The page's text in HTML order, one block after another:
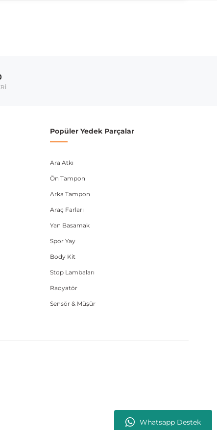
Whatsapp Destek
veya şasi numarası ile uyumluluğu kontrol
Popüler Yedek Parçalar
Ara Atkı
Ön Tampon
Arka Tampon
Araç Farları
Yan Basamak
Spor Yay
Body Kit
Stop Lambaları
Radyatör
Sensör & Müşür